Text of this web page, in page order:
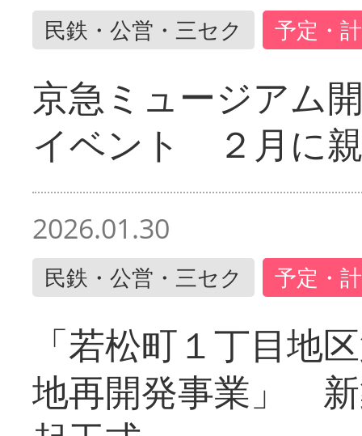
民鉄・公営・三セク 予定・
京急ミュージアム
イベント ２月に
2026.01.30
民鉄・公営・三セク 予定・
「若松町１丁目地
地再開発事業」